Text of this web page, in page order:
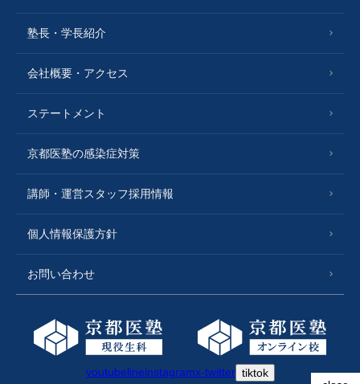
塾長・学長紹介
会社概要・アクセス
ステートメント
京都医塾の感染症対策
講師・運営スタッフ採用情報
個人情報保護方針
お問い合わせ
youtubelineinstagramx-twitter tiktok